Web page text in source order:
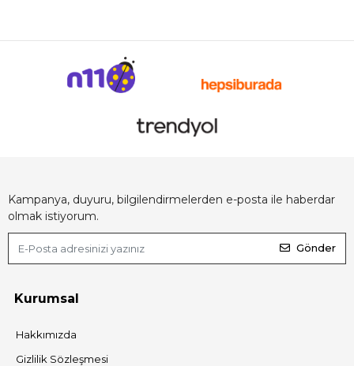
Kampanya, duyuru, bilgilendirmelerden e-posta ile haberdar
olmak istiyorum.
Gönder
Kurumsal
Hakkımızda
Gizlilik Sözleşmesi